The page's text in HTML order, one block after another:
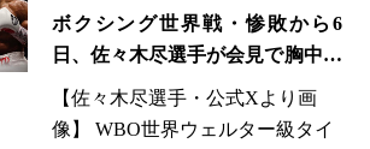
ボクシング世界戦・惨敗から6
日、佐々木尽選手が会見で胸中語
る「今は絶望の中にいる」
【佐々木尽選手・公式Xより画
像】 WBO世界ウェルター級タイ